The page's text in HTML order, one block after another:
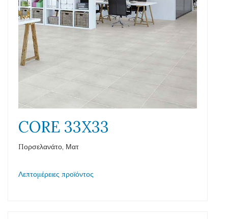
CORE 33X33
Πορσελανάτο, Ματ
Λεπτομέρειες προϊόντος